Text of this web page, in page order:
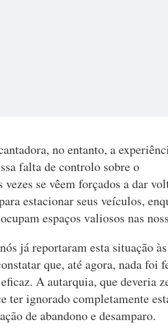
no entanto, a
falta de controlo sobre o
se vêem forçados a dar
estacionar seus veículos,
espaços valiosos nas
já reportaram esta situação às
que, até agora, nada foi
A autarquia, que deveria
ter ignorado completamente
de abandono e desamparo.